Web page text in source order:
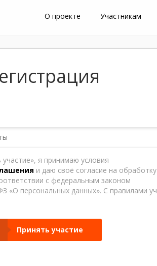
О проекте Участникам
я принимаю условия
и даю своё согласие на
с федеральным законом
«О персональных данных». С правилами
Принять участие